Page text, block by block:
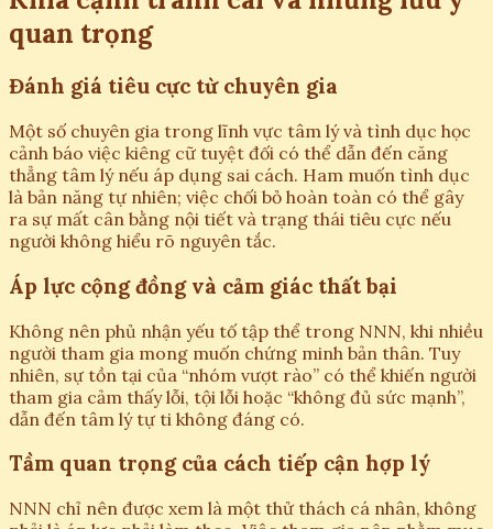
quan trọng
Đánh giá tiêu cực từ chuyên gia
Một số chuyên gia trong lĩnh vực tâm lý và tình dục học
cảnh báo việc kiêng cữ tuyệt đối có thể dẫn đến căng
thẳng tâm lý nếu áp dụng sai cách. Ham muốn tình dục
là bản năng tự nhiên; việc chối bỏ hoàn toàn có thể gây
ra sự mất cân bằng nội tiết và trạng thái tiêu cực nếu
người không hiểu rõ nguyên tắc.
Áp lực cộng đồng và cảm giác thất bại
Không nên phủ nhận yếu tố tập thể trong NNN, khi nhiều
người tham gia mong muốn chứng minh bản thân. Tuy
nhiên, sự tồn tại của “nhóm vượt rào” có thể khiến người
tham gia cảm thấy lỗi, tội lỗi hoặc “không đủ sức mạnh”,
dẫn đến tâm lý tự ti không đáng có.
Tầm quan trọng của cách tiếp cận hợp lý
NNN chỉ nên được xem là một thử thách cá nhân, không